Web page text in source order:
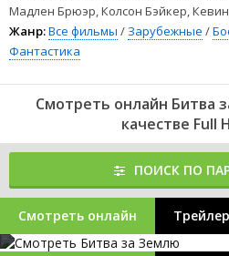
Мадлен Брюэр, Колсон Бэйкер,
Жанр:Все фильмы / Зарубежные /
Фантастика
Смотреть онлайн Битва
качестве Full
ПОИСК ПО
Смотреть онлайн Трейлер